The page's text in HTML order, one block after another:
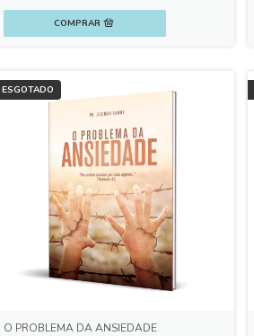
ESGOTADO
O PROBLEMA DA ANSIEDADE